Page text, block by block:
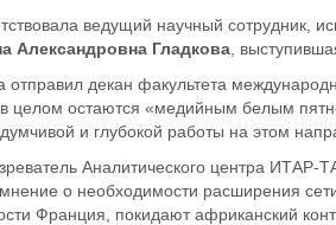
ведущий научный сотрудник,
Александровна Гладкова ,
отправил декан факультета
целом остаются «медийным белым
и глубокой работы на этом
Аналитического центра ИТАР-
мнение о необходимости расширения
Франция, покидаютафриканский